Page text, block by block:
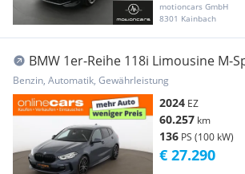
motioncars GmbH
8301 Kainbach
BMW 1er-Reihe 118i Limousine M-
LED SKY HEAD-UP RADAR
Benzin, Automatik, Gewährleistung
2024 EZ
60.257 km
136 PS (100 kW)
€ 27.290